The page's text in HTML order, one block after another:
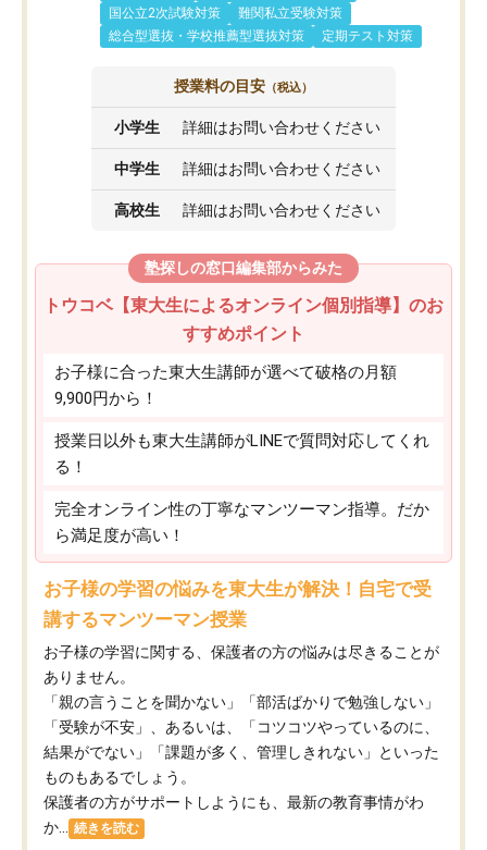
国公立2次試験対策
難関私立受験対策
総合型選抜・学校推薦型選抜対策
定期テスト対策
授業料の目安 （税込）
小学生 詳細はお問い合わせください
中学生 詳細はお問い合わせください
高校生 詳細はお問い合わせください
塾探しの窓口編集部からみた
トウコベ【東大生によるオンライン個別指導】のお
すすめポイント
お子様に合った東大生講師が選べて破格の月額
9,900円から！
授業日以外も東大生講師がLINEで質問対応してくれ
る！
完全オンライン性の丁寧なマンツーマン指導。だか
ら満足度が高い！
お子様の学習の悩みを東大生が解決！自宅で受
講するマンツーマン授業
お子様の学習に関する、保護者の方の悩みは尽きることが
ありません。
「親の言うことを聞かない」「部活ばかりで勉強しない」
「受験が不安」、あるいは、「コツコツやっているのに、
結果がでない」「課題が多く、管理しきれない」といった
ものもあるでしょう。
保護者の方がサポートしようにも、最新の教育事情がわ
か...
続きを読む